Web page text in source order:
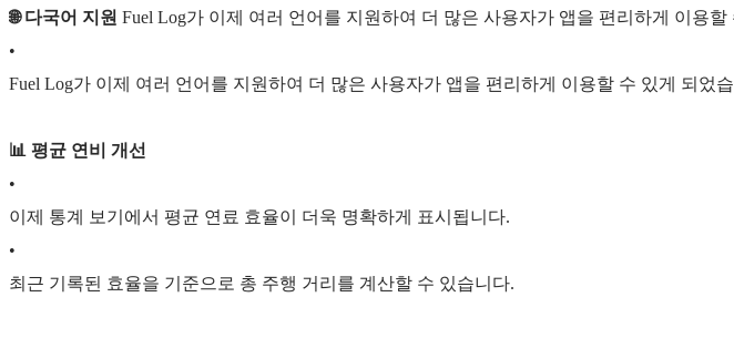
🌐 다국어 지원 Fuel Log가 이제 여러 언어를 지원하여 더 많은 사용자가 앱을 편리하게 이용할
•
Fuel Log가 이제 여러 언어를 지원하여 더 많은 사용자가 앱을 편리하게 이용할 수 있게 되었
📊 평균 연비 개선
•
이제 통계 보기에서 평균 연료 효율이 더욱 명확하게 표시됩니다.
•
최근 기록된 효율을 기준으로 총 주행 거리를 계산할 수 있습니다.